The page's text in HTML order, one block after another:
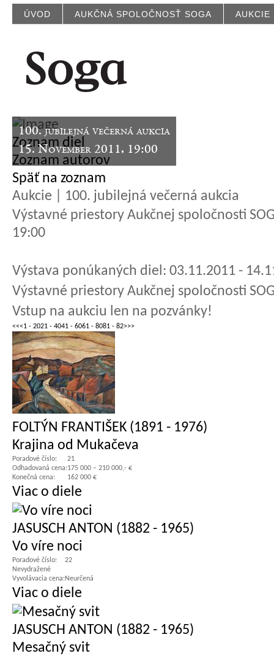
ÚVOD AUKČNÁ SPOLOČNOSŤ SOGA AUKCIE
100. jubilejná večerná aukcia
15. November 2011, 19:00
Zoznam diel
Zoznam autorov
Späť na zoznam
Aukcie | 100. jubilejná večerná aukcia
Výstavné priestory Aukčnej spoločnosti
19:00
Výstava ponúkaných diel: 03.11.2011 -
Výstavné priestory Aukčnej spoločnosti
Vstup na aukciu len na pozvánky!
<<<1 - 2021 - 4041 - 6061 - 8081 - 82>>>
FOLTÝN FRANTIŠEK (1891 - 1976)
Krajina od Mukačeva
Poradové číslo:
21
Odhadovaná cena:175 000 – 210 000,- €
Konečná cena:
162 000 €
Viac o diele
JASUSCH ANTON (1882 - 1965)
Vo víre noci
Poradové číslo:
22
Nevydražené
Vyvolávacia cena:Neurčená
Viac o diele
JASUSCH ANTON (1882 - 1965)
Mesačný svit